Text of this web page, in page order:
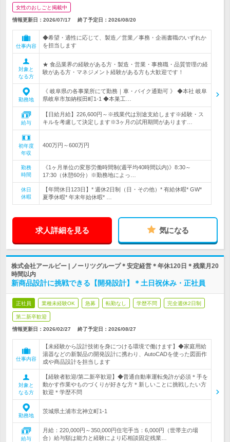
女性のおしごと掲載中
情報更新日：2026/07/17 終了予定日： 2026/08/20
仕事内容
◆希望・適性に応じて、製造／営業／事務・企画書職のいずれか
を担当します
対象と
なる方
★ 食品業界の経験がある方・製造・営業・事務職・品質管理の経
験がある方・マネジメント経験がある方も大歓迎です！
勤務地
《 岐阜県の各事業所にて勤務｜車・バイク通勤可 》 ◆本社 岐阜
県岐阜市加納桜田町1-1 ◆本巣工…
給与
【日給月給】226,600円～※残業代は別途支給します※経験・ス
キルを考慮して決定します※3ヶ月の試用期間があります…
初年度
年収
400万円～600万円
勤務
時間
《1ヶ月単位の変形労働時間制(週平均40時間以内)》8:30～
17:30（休憩60分）※勤務地によっ…
休日
休暇
【年間休日123日】* 週休2日制（日・その他）* 有給休暇* GW*
夏季休暇* 年末年始休暇* …
求人詳細を見る 気になる
株式会社アールビー | ノーリツグループ＊安定経営＊年休120日＊残業月20
時間以内
新商品設計に挑戦できる【開発設計】＊土日祝休み・正社員
正社員 業種未経験OK 急募 転勤なし 学歴不問 完全週休2日制
第二新卒歓迎
情報更新日：2026/02/27 終了予定日： 2026/08/27
仕事内容
【未経験から設計技術を身につける環境で働けます】◆家庭用給
湯器などの新製品の開発設計に携わり、AutoCADを使った図面作
成や商品設計を担当します
対象と
なる方
【経験者歓迎/第二新卒歓迎】◆普通自動車運転免許が必須＊手を
動かす作業やものづくりが好きな方＊新しいことに挑戦したい方
歓迎＊学歴不問
勤務地
茨城県土浦市北神立町1-1
給与
月給：220,000円～350,000円住宅手当：6,000円（世帯主の場
合）給与額は能力と経験により応相談固定残業…